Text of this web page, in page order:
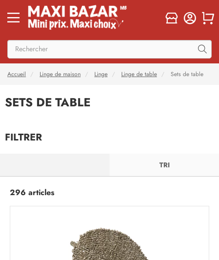
Accueil Linge de maison Linge Linge de table Sets de table
SETS DE TABLE
FILTRER
TRI
296 articles